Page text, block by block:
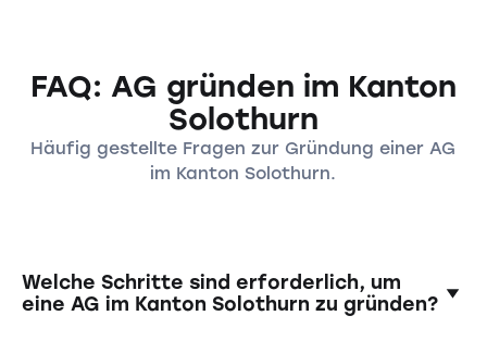
FAQ: AG gründen im Kanton
Solothurn
Häufig gestellte Fragen zur Gründung einer AG
im Kanton Solothurn.
Welche Schritte sind erforderlich, um
eine AG im Kanton Solothurn zu gründen?